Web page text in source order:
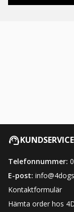
KUNDSERVICE
Telefonnummer:
E-post:
Kontaktformulär
Hämta order hos